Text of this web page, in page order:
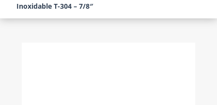
Inoxidable T-304 – 7/8″